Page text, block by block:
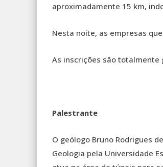
aproximadamente 15 km,
Nesta noite, as empresas
As inscrições são totalmente
Palestrante
O geólogo Bruno Rodrigues
Geologia pela Universidade